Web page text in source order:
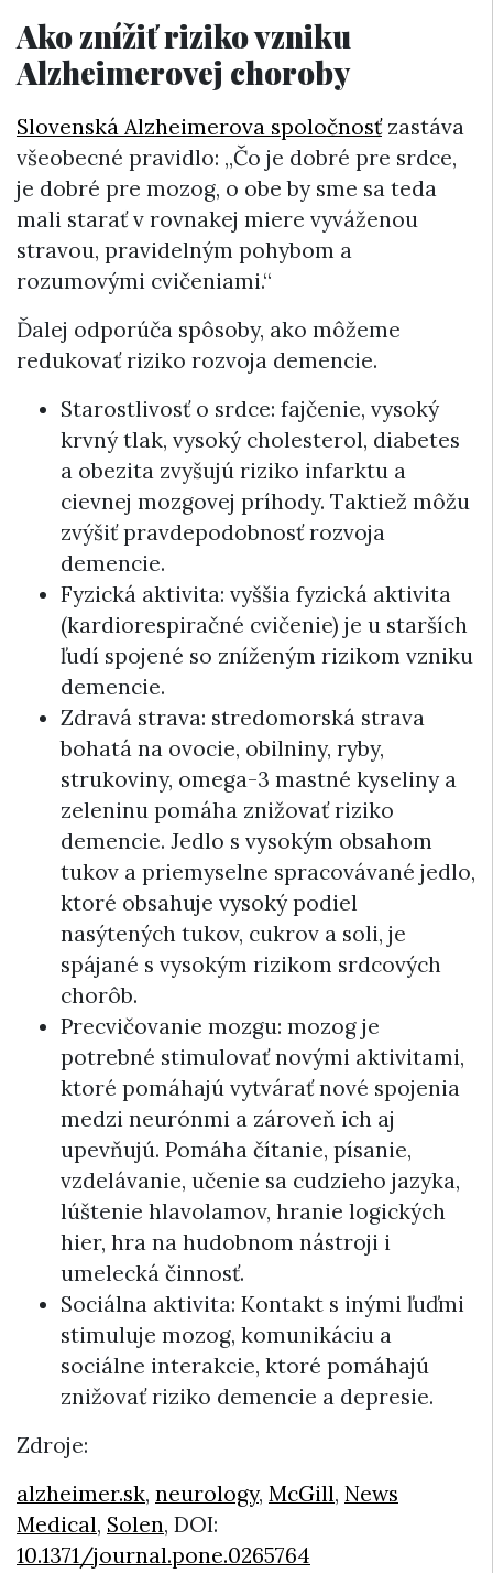
Ako znížiť riziko vzniku
Alzheimerovej choroby
Slovenská Alzheimerova spoločnosťzastáva
všeobecné pravidlo: „Čo je dobré pre srdce,
je dobré pre mozog, o obe by sme sa teda
mali starať v rovnakej miere vyváženou
stravou, pravidelným pohybom a
rozumovými cvičeniami.“
Ďalej odporúča spôsoby, ako môžeme
redukovať riziko rozvoja demencie.
Starostlivosť o srdce: fajčenie, vysoký
krvný tlak, vysoký cholesterol, diabetes
a obezita zvyšujú riziko infarktu a
cievnej mozgovej príhody. Taktiež môžu
zvýšiť pravdepodobnosť rozvoja
demencie.
Fyzická aktivita: vyššia fyzická aktivita
(kardiorespiračné cvičenie) je u starších
ľudí spojené so zníženým rizikom vzniku
demencie.
Zdravá strava: stredomorská strava
bohatá na ovocie, obilniny, ryby,
strukoviny, omega-3 mastné kyseliny a
zeleninu pomáha znižovať riziko
demencie. Jedlo s vysokým obsahom
tukov a priemyselne spracovávané jedlo,
ktoré obsahuje vysoký podiel
nasýtených tukov, cukrov a soli, je
spájané s vysokým rizikom srdcových
chorôb.
Precvičovanie mozgu: mozog je
potrebné stimulovať novými aktivitami,
ktoré pomáhajú vytvárať nové spojenia
medzi neurónmi a zároveň ich aj
upevňujú. Pomáha čítanie, písanie,
vzdelávanie, učenie sa cudzieho jazyka,
lúštenie hlavolamov, hranie logických
hier, hra na hudobnom nástroji i
umelecká činnosť.
Sociálna aktivita: Kontakt s inými ľuďmi
stimuluje mozog, komunikáciu a
sociálne interakcie, ktoré pomáhajú
znižovať riziko demencie a depresie.
Zdroje:
alzheimer.sk, neurology, McGill, News
Medical, Solen, DOI:
10.1371/journal.pone.0265764